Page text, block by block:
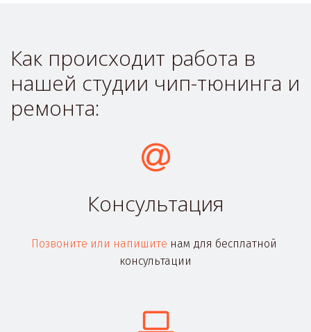
Как происходит работа в
нашей студии чип-тюнинга и
ремонта:
Консультация
Позвоните или напишите нам для бесплатной
консультации